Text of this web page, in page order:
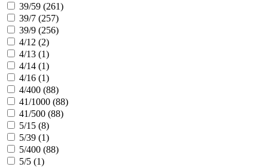
39/59 (261)
39/7 (257)
39/9 (256)
4/12 (2)
4/13 (1)
4/14 (1)
4/16 (1)
4/400 (88)
41/1000 (88)
41/500 (88)
5/15 (8)
5/39 (1)
5/400 (88)
5/5 (1)